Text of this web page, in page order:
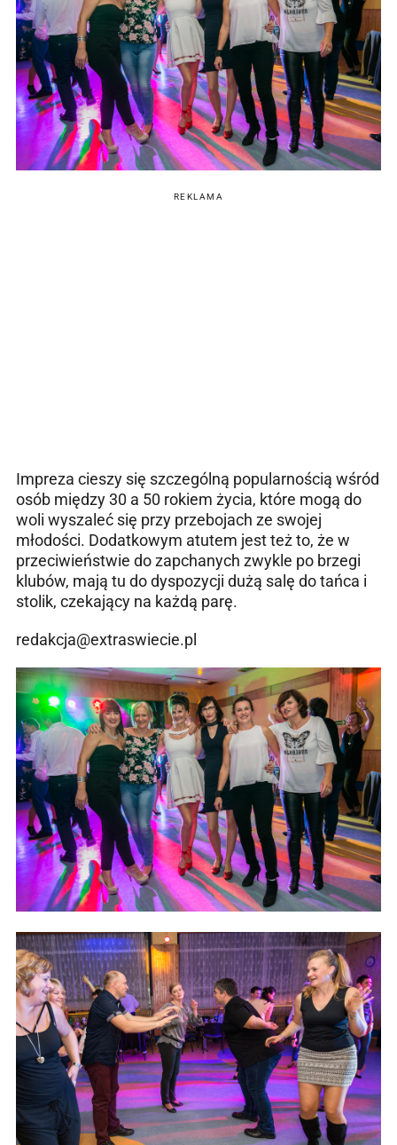
REKLAMA
Impreza cieszy się szczególną popularnością wśród
osób między 30 a 50 rokiem życia, które mogą do
woli wyszaleć się przy przebojach ze swojej
młodości. Dodatkowym atutem jest też to, że w
przeciwieństwie do zapchanych zwykle po brzegi
klubów, mają tu do dyspozycji dużą salę do tańca i
stolik, czekający na każdą parę.
redakcja@extraswiecie.pl